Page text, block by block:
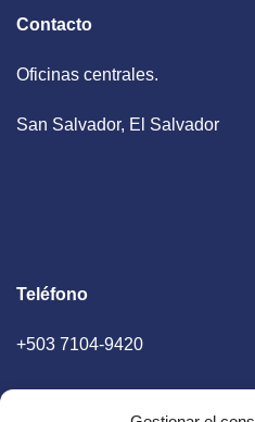
Contacto
Oficinas centrales.
San Salvador, El Salvador
Teléfono
+503 7104-9420